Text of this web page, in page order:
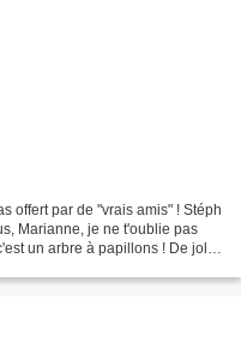
offert par de "vrais amis" ! Stéph
Marianne, je ne t'oublie pas
un arbre à papillons ! De jolis